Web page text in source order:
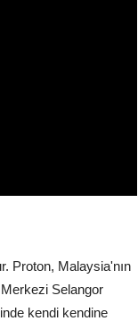
Proton, Malaysia'nın
Selangor
kendi kendine